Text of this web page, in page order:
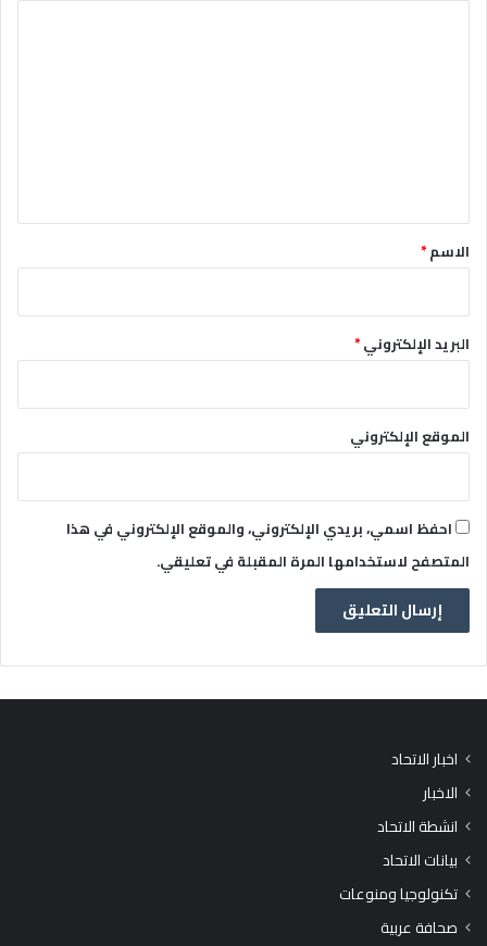
*الاسم*
البريد الإلكتروني*
الموقع الإلكتروني
احفظ اسمي، بريدي الإلكتروني، والموقع الإلكتروني في هذا
المتصفح لاستخدامها المرة المقبلة في تعليقي.
اخبار الاتحاد
الاخبار
انشطة الاتحاد
بيانات الاتحاد
تكنولوجيا ومنوعات
صحافة عربية